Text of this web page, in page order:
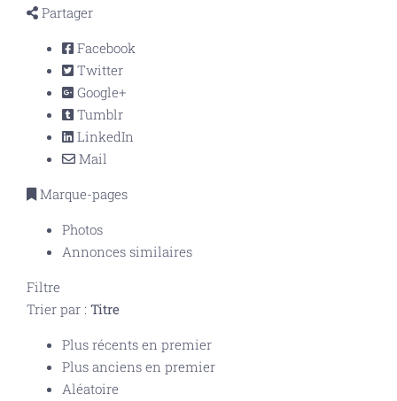
Partager
Facebook
Twitter
Google+
Tumblr
LinkedIn
Mail
Marque-pages
Photos
Annonces similaires
Filtre
Trier par : Titre
Plus récents en premier
Plus anciens en premier
Aléatoire